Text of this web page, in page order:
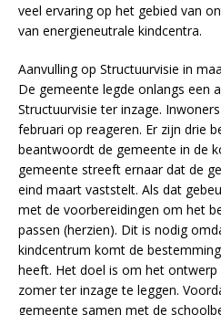
veel ervaring op het gebied van
van energieneutrale kindcentra.
Aanvulling op Structuurvisie in
De gemeente legde onlangs een
Structuurvisie ter inzage.
februari op reageren. Er zijn drie
beantwoordt de gemeente in de
gemeente streeft ernaar dat de
eind maart vaststelt. Als dat
met de voorbereidingen om het
passen (herzien). Dit is nodig
kindcentrum komt de bestemming
heeft. Het doel is om het
zomer ter inzage te leggen.
gemeente samen met de